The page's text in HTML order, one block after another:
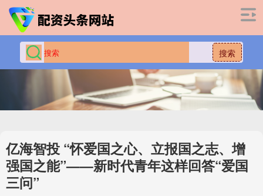
搜索
亿海智投 “怀爱国之心、立报国之志、增
强国之能”——新时代青年这样回答“爱国
三问”